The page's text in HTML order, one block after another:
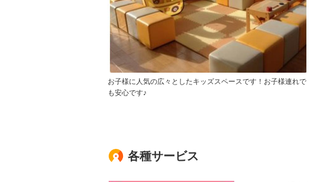
お子様に人気の広々としたキッズスペースです！お子様連れで
も安心です♪
各種サービス